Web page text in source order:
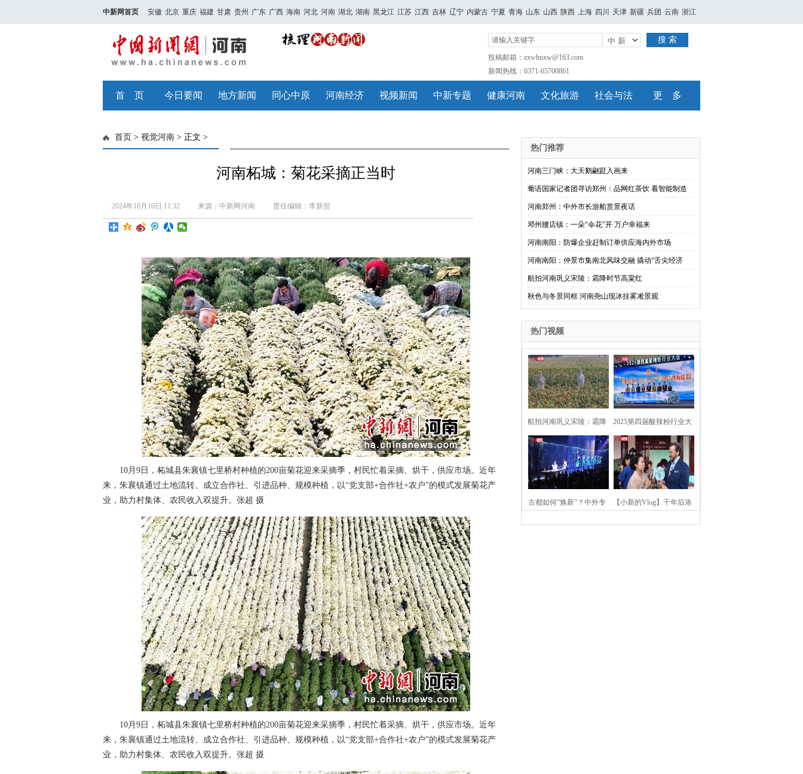
中新网首页 安徽 北京 重庆 福建 甘肃 贵州 广东 广西 海南 河北 河南 湖北 湖南 黑龙江 江苏 江西 吉林 辽宁 内蒙古 宁夏 青海 山东 山西 陕西 上海 四川 天津 新疆 兵团 云南 浙江
搜 索
投稿邮箱：zxwhnxw@163.com
新闻热线：0371-65700861
首 页 今日要闻 地方新闻 同心中原 河南经济 视频新闻 中新专题 健康河南 文化旅游 社会与法 更 多
首页 > 视觉河南 > 正文 >
河南柘城：菊花采摘正当时
2024年10月10日 11:32 来源：中新网河南 责任编辑：李新贺
10月9日，柘城县朱襄镇七里桥村种植的200亩菊花迎来采摘季，村民忙着采摘、烘干，供应市场。近年
来，朱襄镇通过土地流转、成立合作社、引进品种、规模种植，以“党支部+合作社+农户”的模式发展菊花产
业，助力村集体、农民收入双提升。张超 摄
10月9日，柘城县朱襄镇七里桥村种植的200亩菊花迎来采摘季，村民忙着采摘、烘干，供应市场。近年
来，朱襄镇通过土地流转、成立合作社、引进品种、规模种植，以“党支部+合作社+农户”的模式发展菊花产
业，助力村集体、农民收入双提升。张超 摄
热门推荐
河南三门峡：大天鹅翩跹入画来
葡语国家记者团寻访郑州：品网红茶饮 看智能制造
河南郑州：中外市长游船赏景夜话
邓州腰店镇：一朵“伞花”开 万户幸福来
河南南阳：防爆企业赶制订单供应海内外市场
河南南阳：仲景市集南北风味交融 撬动“舌尖经济
航拍河南巩义宋陵：霜降时节高粱红
秋色与冬景同框 河南尧山现冰挂雾凇景观
热门视频
航拍河南巩义宋陵：霜降
时节高粱红
2025第四届酸辣粉行业大
会在河南开封举行
古都如何“焕新”？中外专 【小新的Vlog】千年后洛